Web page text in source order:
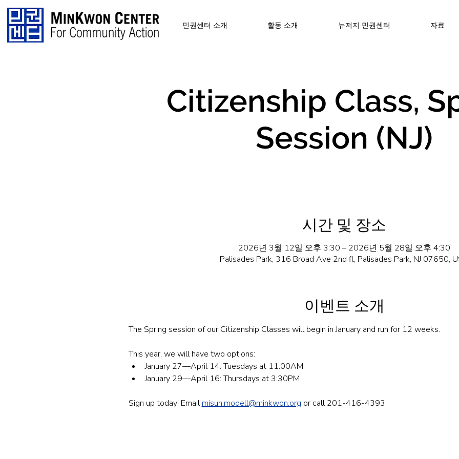
민권센터 소개 활동 소개 뉴저지 민권센터 자료
Citizenship Class,
Session (NJ)
시간 및 장소
2026년 3월 12일 오후 3:30 – 2026년 5월 28일 오후 4:30
Palisades Park, 316 Broad Ave 2nd fl, Palisades Park, NJ 07650,
이벤트 소개
The Spring session of our Citizenship Classes will begin in January and run for 12 weeks.
This year, we will have two options:
​January 27—April 14: Tuesdays at 11:00AM
January 29—April 16: Thursdays at 3:30PM
Sign up today! Email misun.modell@minkwon.org or call 201-416-4393